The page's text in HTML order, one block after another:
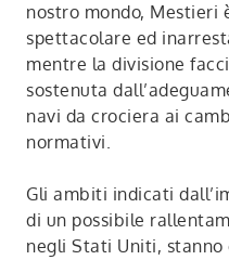
nostro mondo, Mestieri
spettacolare ed
mentre la divisione
sostenuta
navi da crociera ai
normativi.
Gli ambiti indicati
di un possibile
negli Stati Uniti,